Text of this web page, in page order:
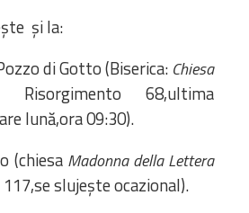
și la:
di Gotto (Biserica: Chiesa
Risorgimento 68,ultima
lună,ora 09:30).
Madonna della Lettera
slujește ocazional).